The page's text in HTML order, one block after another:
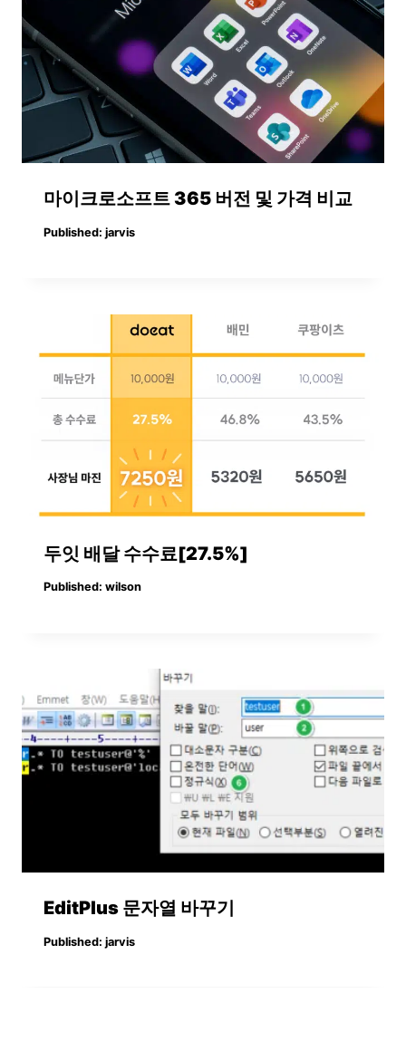
마이크로소프트 365 버전 및 가격 비교
Published: jarvis
두잇 배달 수수료[27.5%]
Published: wilson
EditPlus 문자열 바꾸기
Published: jarvis